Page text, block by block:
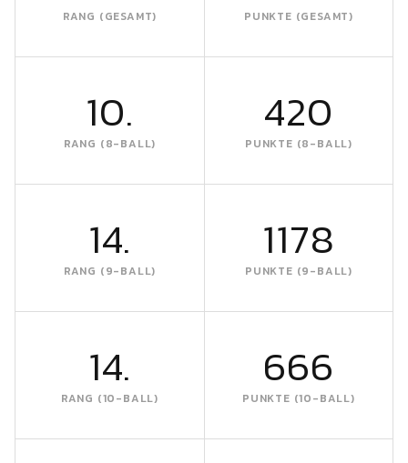
RANG (GESAMT) PUNKTE (GESAMT)
10.
RANG (8-BALL)
420
PUNKTE (8-BALL)
14.
RANG (9-BALL)
1178
PUNKTE (9-BALL)
14.
RANG (10-BALL)
666
PUNKTE (10-BALL)